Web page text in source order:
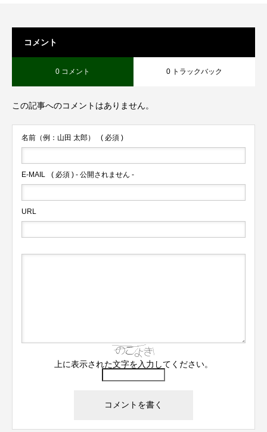
コメント
0 コメント 0 トラックバック
この記事へのコメントはありません。
名前（例：山田 太郎） ( 必須 )
E-MAIL ( 必須 ) - 公開されません -
URL
上に表示された文字を入力してください。